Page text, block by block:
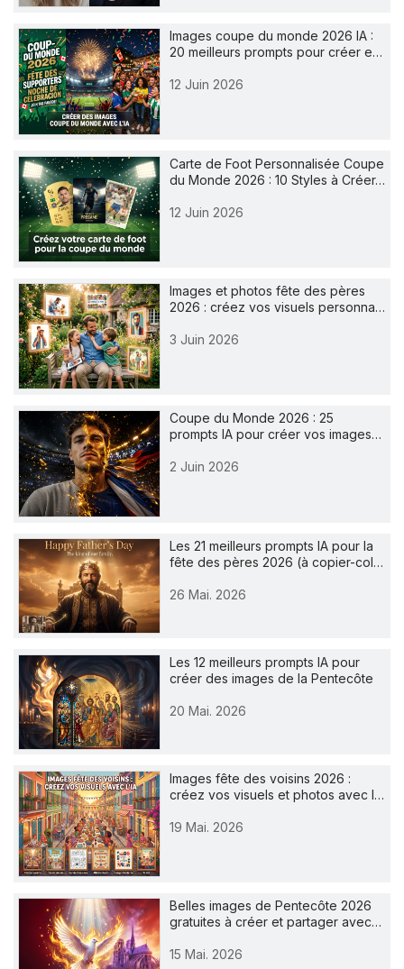
Images coupe du monde 2026 IA :
20 meilleurs prompts pour créer e…
12 Juin 2026
Carte de Foot Personnalisée Coupe
du Monde 2026 : 10 Styles à Créer…
12 Juin 2026
Images et photos fête des pères
2026 : créez vos visuels personna…
3 Juin 2026
Coupe du Monde 2026 : 25
prompts IA pour créer vos images…
2 Juin 2026
Les 21 meilleurs prompts IA pour la
fête des pères 2026 (à copier-col…
26 Mai. 2026
Les 12 meilleurs prompts IA pour
créer des images de la Pentecôte
20 Mai. 2026
Images fête des voisins 2026 :
créez vos visuels et photos avec l…
19 Mai. 2026
Belles images de Pentecôte 2026
gratuites à créer et partager avec…
15 Mai. 2026